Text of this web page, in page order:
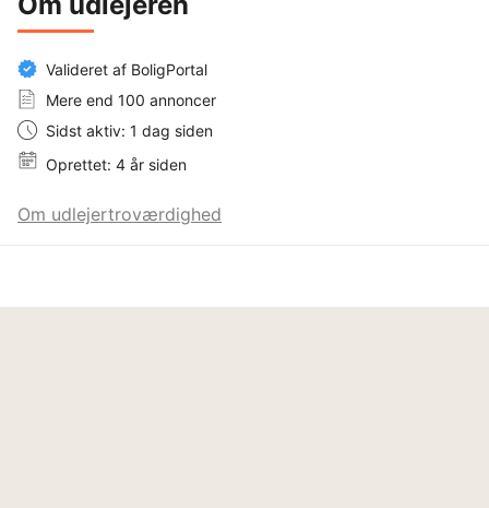
Valideret af BoligPortal
Mere end 100 annoncer
Sidst aktiv: 1 dag siden
Oprettet: 4 år siden
Om udlejertroværdighed